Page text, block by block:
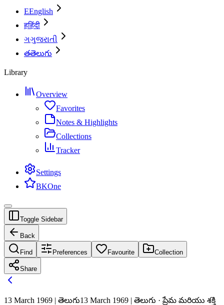
EEnglish
हहिंदी
ગગુજરાતી
తతెలుగు
Library
Overview
Favorites
Notes & Highlights
Collections
Tracker
Settings
BKOne
Toggle Sidebar
Back
Find Preferences Favourite Collection
Share
13 March 1969 | తెలుగు13 March 1969 | తెలుగు · ప్రేమ మరియు శక్తి